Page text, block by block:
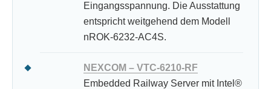
Eingangsspannung. Die Ausstattung
entspricht weitgehend dem Modell
nROK-6232-AC4S.
NEXCOM – VTC-6210-RF
Embedded Railway Server mit Intel®